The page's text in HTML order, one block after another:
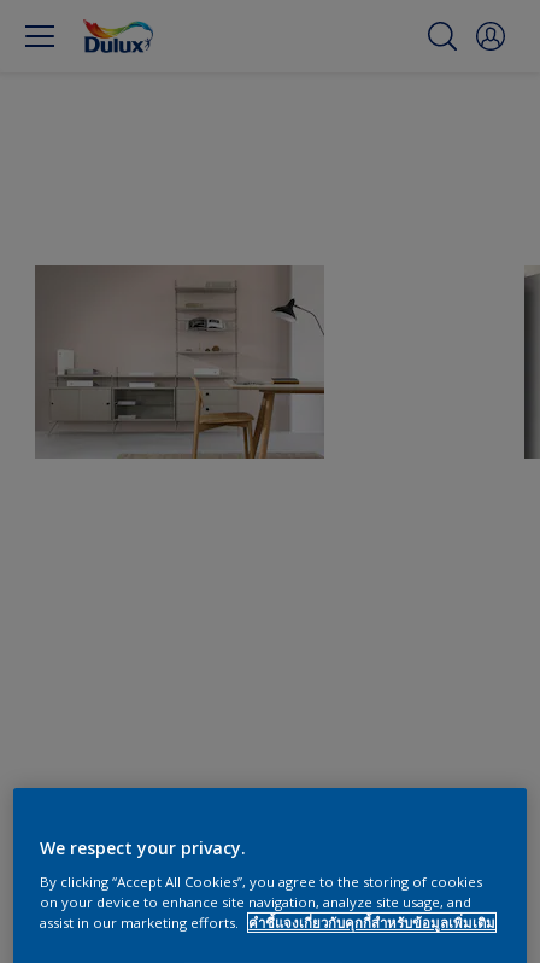
We respect your privacy.
By clicking “Accept All Cookies”, you agree to the storing of cookies
on your device to enhance site navigation, analyze site usage, and
assist in our marketing efforts.
คำชี้แจงเกี่ยวกับคุกกี้สำหรับข้อมูลเพิ่มเติม